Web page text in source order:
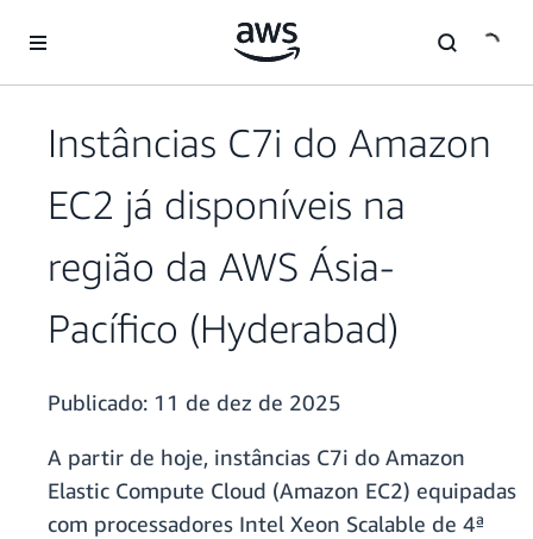
Pular para o conteúdo principal
Instâncias C7i do Amazon
EC2 já disponíveis na
região da AWS Ásia-
Pacífico (Hyderabad)
Publicado: 11 de dez de 2025
A partir de hoje, instâncias C7i do Amazon
Elastic Compute Cloud (Amazon EC2) equipadas
com processadores Intel Xeon Scalable de 4ª